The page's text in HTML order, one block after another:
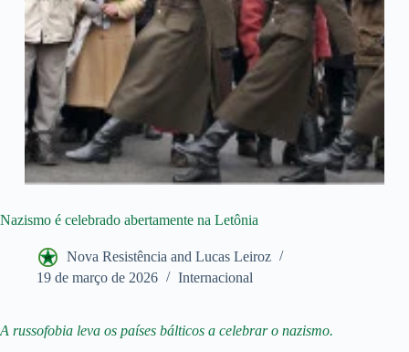
Nazismo é celebrado abertamente na Letônia
Nova Resistência and Lucas Leiroz
19 de março de 2026
Internacional
A russofobia leva os países bálticos a celebrar o nazismo.